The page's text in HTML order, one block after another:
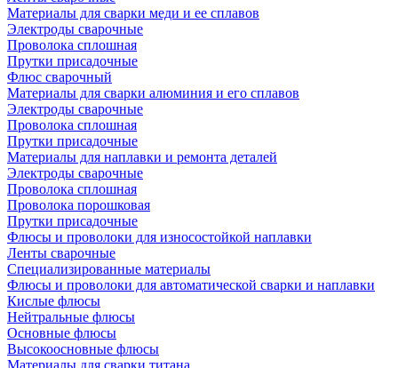
Материалы для сварки меди и ее сплавов
Электроды сварочные
Проволока сплошная
Прутки присадочные
Флюс сварочный
Материалы для сварки алюминия и его сплавов
Электроды сварочные
Проволока сплошная
Прутки присадочные
Материалы для наплавки и ремонта деталей
Электроды сварочные
Проволока сплошная
Проволока порошковая
Прутки присадочные
Флюсы и проволоки для износостойкой наплавки
Ленты сварочные
Специализированные материалы
Флюсы и проволоки для автоматической сварки и наплавки
Кислые флюсы
Нейтральные флюсы
Основные флюсы
Высокоосновные флюсы
Материалы для сварки титана